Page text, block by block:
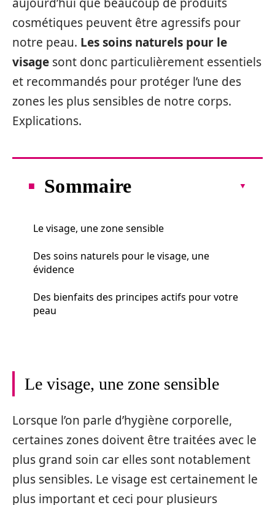
cosmétiques peuvent être agressifs pour
notre peau. Les soins naturels pour le
visage sont donc particulièrement essentiels
et recommandés pour protéger l’une des
zones les plus sensibles de notre corps.
Explications.
Sommaire
Le visage, une zone sensible
Des soins naturels pour le visage, une
évidence
Des bienfaits des principes actifs pour votre
peau
Le visage, une zone sensible
Lorsque l’on parle d’hygiène corporelle,
certaines zones doivent être traitées avec le
plus grand soin car elles sont notablement
plus sensibles. Le visage est certainement le
plus important et ceci pour plusieurs